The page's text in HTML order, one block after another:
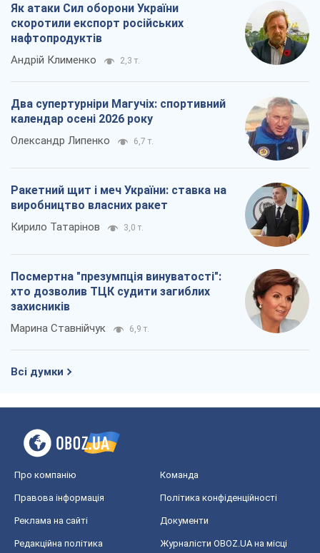
Як атаки Сил оборони України
скоротили експорт російських
нафтопродуктів
Андрій Клименко 2,3 т.
Два супертурніри Магучіх: спортивний
календар осені 2026 року
Олександр Липенко 6,7 т.
Ракетний щит і меч України: ставка на
виробництво власних ракет
Кирило Татарінов 3,0 т.
Посмертна "презумпція винуватості":
хто дозволив ТЦК судити загиблих
захисників
Марина Ставнійчук 6,9 т.
Всі думки
Про компанію Команда
Правова інформація Політика конфіденційності
Реклама на сайті Документи
Редакційна політика
Журналісти OBOZ.UA на місці